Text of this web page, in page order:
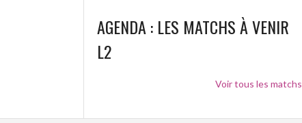
AGENDA : LES MATCHS À VENIR
L2
Voir tous les matchs